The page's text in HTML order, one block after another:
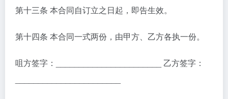
第十三条 本合同自订立之日起，即告生效。
第十四条 本合同一式两份，由甲方、乙方各执一份。
咀方签字：_______________________ 乙方签字：